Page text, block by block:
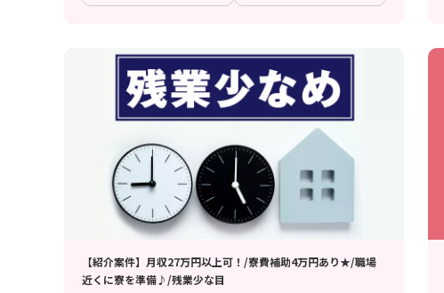
【紹介案件】月収27万円以上可！/寮費補助4万円あり★/職場
近くに寮を準備♪/残業少な目